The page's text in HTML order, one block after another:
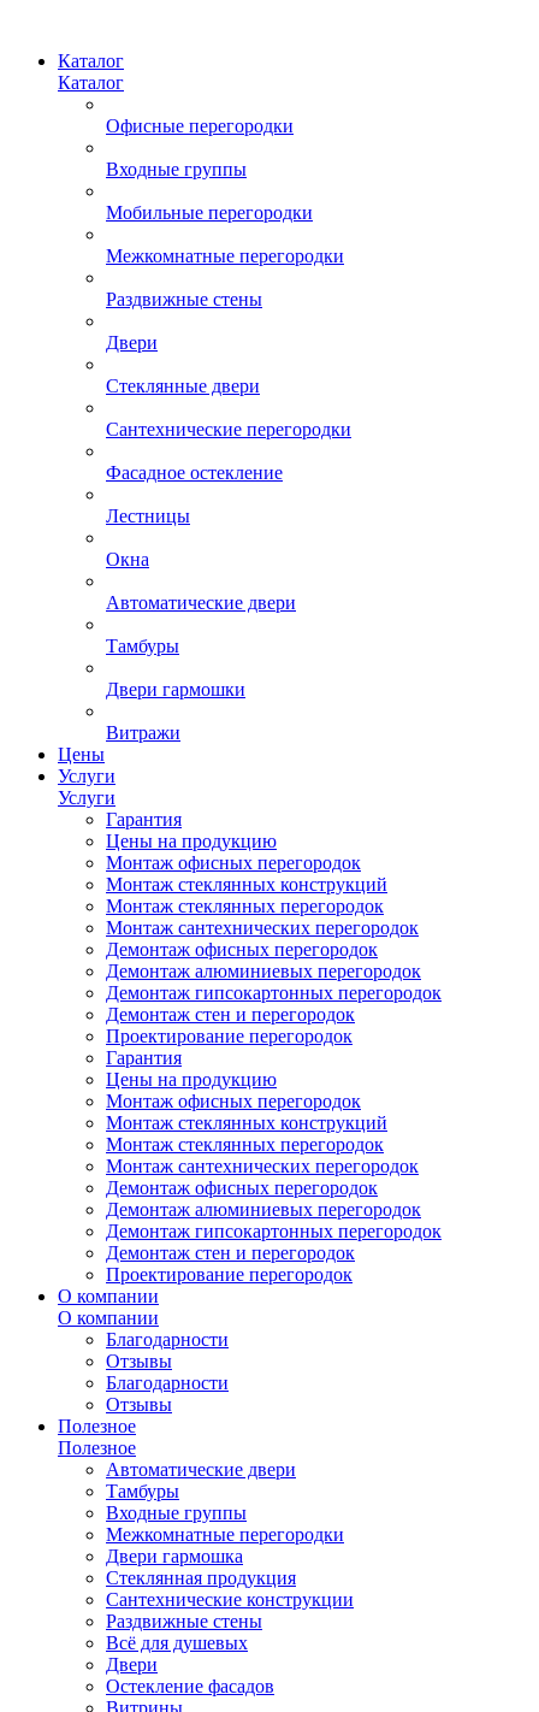
Каталог
Каталог
Офисные перегородки
Входные группы
Мобильные перегородки
Межкомнатные перегородки
Раздвижные стены
Двери
Стеклянные двери
Сантехнические перегородки
Фасадное остекление
Лестницы
Окна
Автоматические двери
Тамбуры
Двери гармошки
Витражи
Цены
Услуги
Услуги
Гарантия
Цены на продукцию
Монтаж офисных перегородок
Монтаж стеклянных конструкций
Монтаж стеклянных перегородок
Монтаж сантехнических перегородок
Демонтаж офисных перегородок
Демонтаж алюминиевых перегородок
Демонтаж гипсокартонных перегородок
Демонтаж стен и перегородок
Проектирование перегородок
Гарантия
Цены на продукцию
Монтаж офисных перегородок
Монтаж стеклянных конструкций
Монтаж стеклянных перегородок
Монтаж сантехнических перегородок
Демонтаж офисных перегородок
Демонтаж алюминиевых перегородок
Демонтаж гипсокартонных перегородок
Демонтаж стен и перегородок
Проектирование перегородок
О компании
О компании
Благодарности
Отзывы
Благодарности
Отзывы
Полезное
Полезное
Автоматические двери
Тамбуры
Входные группы
Межкомнатные перегородки
Двери гармошка
Стеклянная продукция
Сантехнические конструкции
Раздвижные стены
Всё для душевых
Двери
Остекление фасадов
Витрины